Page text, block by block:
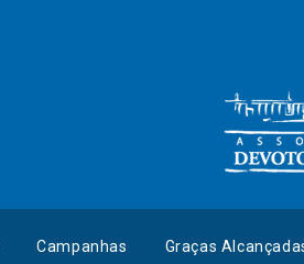
Campanhas Graças